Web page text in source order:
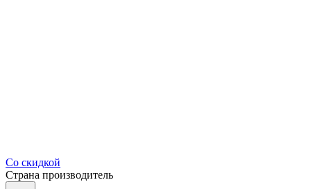
Со скидкой
Страна производитель